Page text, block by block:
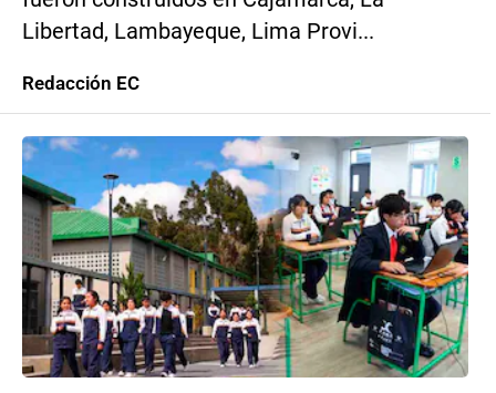
Libertad, Lambayeque, Lima Provi...
Redacción EC